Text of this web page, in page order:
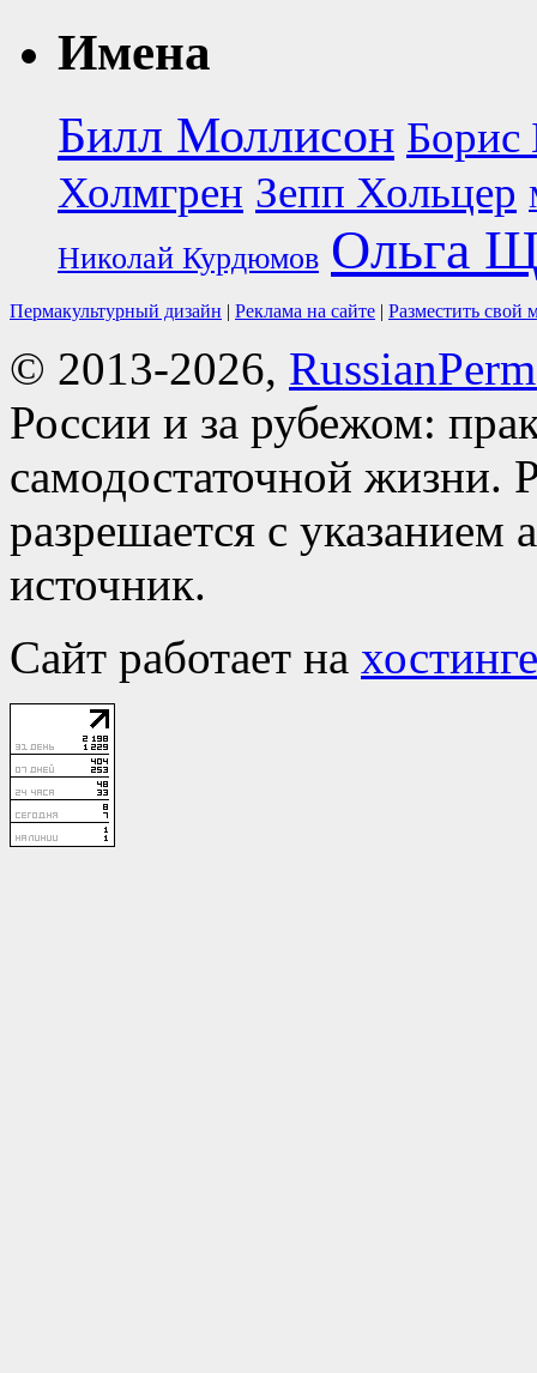
Имена
Билл Моллисон Борис
Холмгрен Зепп Хольцер
Николай Курдюмов Ольга
Пермакультурный дизайн | Реклама на сайте | Разместить свой
© 2013-2026,
России и за рубежом:
самодостаточной жизни.
разрешается с указанием
источник.
Сайт работает на